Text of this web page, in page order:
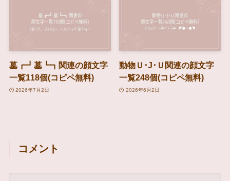
墓┏┛墓┗┓関連の顔文字
一覧118個(コピペ無料)
2026年7月2日
動物Ｕ･J･Ｕ関連の顔文字
一覧248個(コピペ無料)
2026年6月2日
コメント